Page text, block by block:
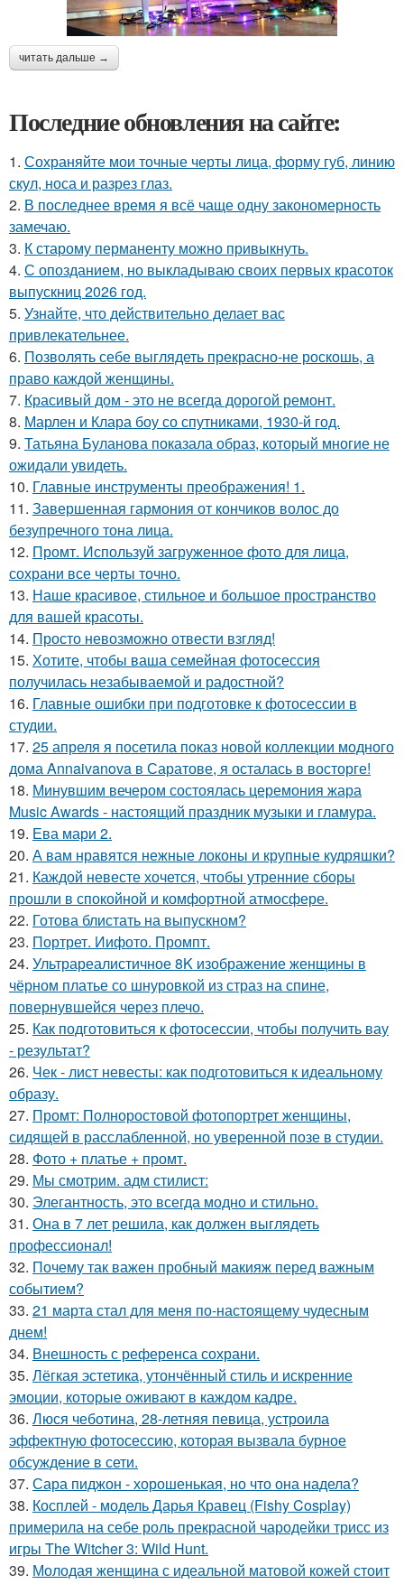
читать дальше →
Последние обновления на сайте:
1. Сохраняйте мои точные черты лица, форму губ, линию
скул, носа и разрез глаз.
2. В последнее время я всё чаще одну закономерность
замечаю.
3. К старому перманенту можно привыкнуть.
4. С опозданием, но выкладываю своих первых красоток
выпускниц 2026 год.
5. Узнайте, что действительно делает вас
привлекательнее.
6. Позволять себе выглядеть прекрасно-не роскошь, а
право каждой женщины.
7. Красивый дом - это не всегда дорогой ремонт.
8. Марлен и Клара боу со спутниками, 1930-й год.
9. Татьяна Буланова показала образ, который многие не
ожидали увидеть.
10. Главные инструменты преображения! 1.
11. Завершенная гармония от кончиков волос до
безупречного тона лица.
12. Промт. Используй загруженное фото для лица,
сохрани все черты точно.
13. Наше красивое, стильное и большое пространство
для вашей красоты.
14. Просто невозможно отвести взгляд!
15. Хотите, чтобы ваша семейная фотосессия
получилась незабываемой и радостной?
16. Главные ошибки при подготовке к фотосессии в
студии.
17. 25 апреля я посетила показ новой коллекции модного
дома Annaivanova в Саратове, я осталась в восторге!
18. Минувшим вечером состоялась церемония жара
Music Awards - настоящий праздник музыки и гламура.
19. Ева мари 2.
20. А вам нравятся нежные локоны и крупные кудряшки?
21. Каждой невесте хочется, чтобы утренние сборы
прошли в спокойной и комфортной атмосфере.
22. Готова блистать на выпускном?
23. Портрет. Иифото. Промпт.
24. Ультрареалистичное 8K изображение женщины в
чёрном платье со шнуровкой из страз на спине,
повернувшейся через плечо.
25. Как подготовиться к фотосессии, чтобы получить вау
- результат?
26. Чек - лист невесты: как подготовиться к идеальному
образу.
27. Промт: Полноростовой фотопортрет женщины,
сидящей в расслабленной, но уверенной позе в студии.
28. Фото + платье + промт.
29. Мы смотрим. адм стилист:
30. Элегантность, это всегда модно и стильно.
31. Она в 7 лет решила, как должен выглядеть
профессионал!
32. Почему так важен пробный макияж перед важным
событием?
33. 21 марта стал для меня по-настоящему чудесным
днем!
34. Внешность с референса сохрани.
35. Лёгкая эстетика, утончённый стиль и искренние
эмоции, которые оживают в каждом кадре.
36. Люся чеботина, 28-летняя певица, устроила
эффектную фотосессию, которая вызвала бурное
обсуждение в сети.
37. Сара пиджон - хорошенькая, но что она надела?
38. Косплей - модель Дарья Кравец (Fishy Cosplay)
примерила на себе роль прекрасной чародейки трисс из
игры The Witcher 3: Wild Hunt.
39. Молодая женщина с идеальной матовой кожей стоит